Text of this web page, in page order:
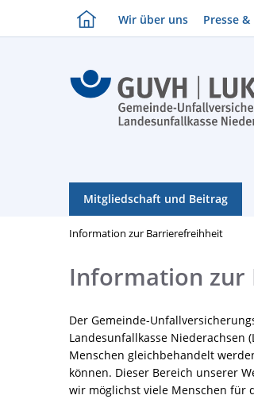
Wir über uns Presse
Mitgliedschaft und Beitrag
Information zur Barrierefreihheit
Information
Der Gemeinde-
Landesunfallkasse Niederachsen
Menschen gleichbehandelt
können. Dieser Bereich unserer
wir möglichst viele Menschen für